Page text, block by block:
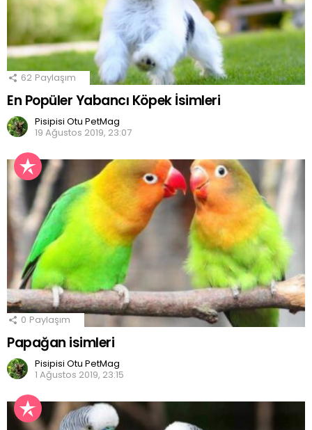
62 Paylaşım
En Popüler Yabancı Köpek İsimleri
Pisipisi Otu PetMag
19 Ağustos 2019, 23:07
0 Paylaşım
Papağan isimleri
Pisipisi Otu PetMag
1 Ağustos 2019, 23:15